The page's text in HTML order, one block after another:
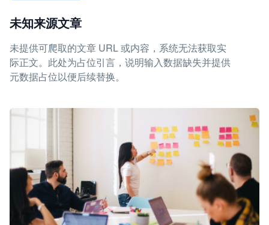
未知来源文章
未提供可爬取的文章 URL 或内容，系统无法获取实
际正文。此处为占位引言，说明输入数据缺失并提供
元数据占位以便后续替换。